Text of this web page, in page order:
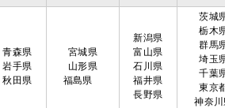
青森県
岩手県
秋田県
宮城県
山形県
福島県
新潟県
富山県
石川県
福井県
長野県
茨城
栃木
群馬
埼玉
千葉
東京
神奈